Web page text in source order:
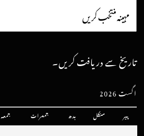
تاریخ سے دریافت کریں۔
اگست 2026
پیر منگل بدھ جمعرات جمعہ